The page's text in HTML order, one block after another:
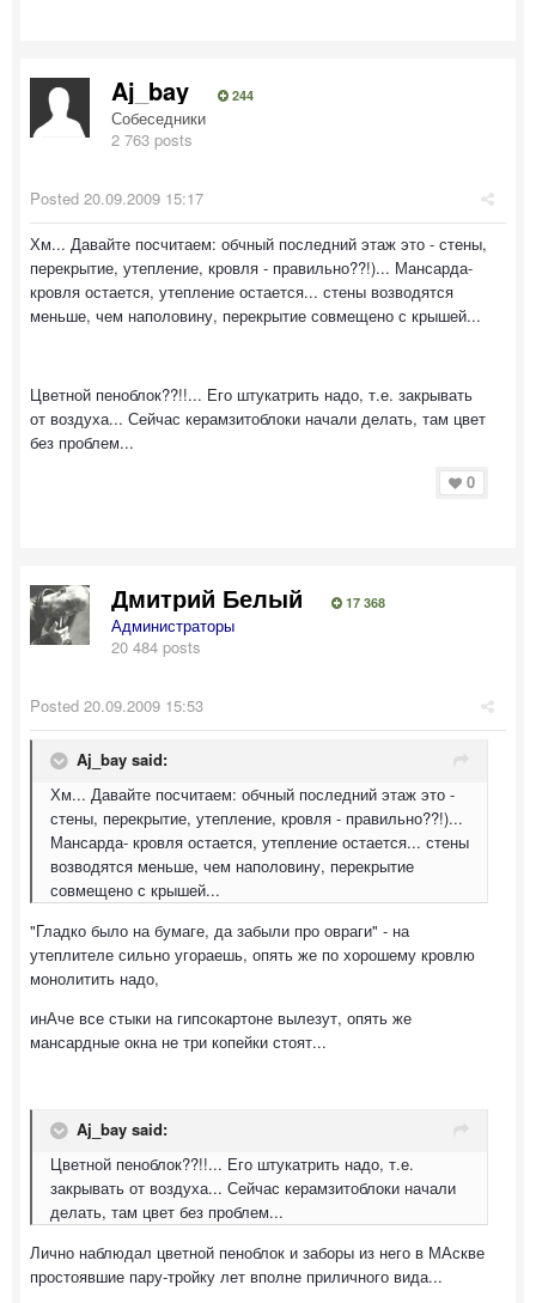
Aj_bay 244
Собеседники
2 763 posts
Posted 20.09.2009 15:17
Хм... Давайте посчитаем: обчный последний этаж это - стены,
перекрытие, утепление, кровля - правильно??!)... Мансарда-
кровля остается, утепление остается... стены возводятся
меньше, чем наполовину, перекрытие совмещено с крышей...
Цветной пеноблок??!!... Его штукатрить надо, т.е. закрывать
от воздуха... Сейчас керамзитоблоки начали делать, там цвет
без проблем...
0
Дмитрий Белый 17 368
Администраторы
20 484 posts
Posted 20.09.2009 15:53
Aj_bay said:
Хм... Давайте посчитаем: обчный последний этаж это -
стены, перекрытие, утепление, кровля - правильно??!)...
Мансарда- кровля остается, утепление остается... стены
возводятся меньше, чем наполовину, перекрытие
совмещено с крышей...
"Гладко было на бумаге, да забыли про овраги" - на
утеплителе сильно угораешь, опять же по хорошему кровлю
монолитить надо,
инАче все стыки на гипсокартоне вылезут, опять же
мансардные окна не три копейки стоят...
Aj_bay said:
Цветной пеноблок??!!... Его штукатрить надо, т.е.
закрывать от воздуха... Сейчас керамзитоблоки начали
делать, там цвет без проблем...
Лично наблюдал цветной пеноблок и заборы из него в МАскве
простоявшие пару-тройку лет вполне приличного вида...